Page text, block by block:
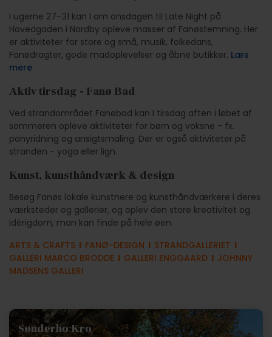
I ugerne 27–31 kan I om onsdagen til Late Night på
Hovedgaden i Nordby opleve masser af Fanøstemning. Her
er aktiviteter for store og små, musik, folkedans,
Fanødragter, gode madoplevelser og åbne butikker. Læs
mere
Aktiv tirsdag - Fanø Bad
Ved strandområdet Fanøbad kan I tirsdag aften i løbet af
sommeren opleve aktiviteter for børn og voksne - fx.
ponyridning og ansigtsmaling. Der er også aktiviteter på
stranden - yoga eller lign.
Kunst, kunsthåndværk & design
Besøg Fanøs lokale kunstnere og kunsthåndværkere i deres
værksteder og gallerier, og oplev den store kreativitet og
idérigdom, man kan finde på hele øen.
ARTS & CRAFTS l FANØ-DESIGN l STRANDGALLERIET l
GALLERI MARCO BRODDE l GALLERI ENGGAARD l JOHNNY
MADSENS GALLERI
Sønderho Kro